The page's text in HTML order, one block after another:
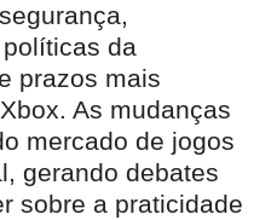
da
prazos mais
As mudanças
mercado de jogos
gerando debates
sobre a praticidade